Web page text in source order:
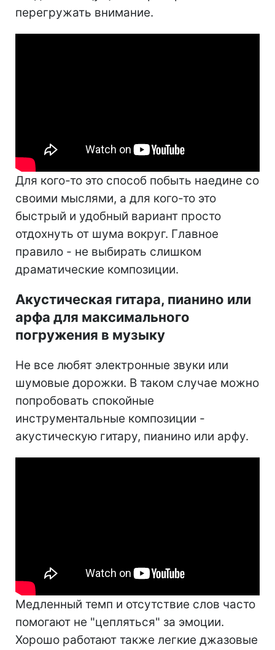
перегружать внимание.
Для кого-то это способ побыть наедине со
своими мыслями, а для кого-то это
быстрый и удобный вариант просто
отдохнуть от шума вокруг. Главное
правило - не выбирать слишком
драматические композиции.
Акустическая гитара, пианино или
арфа для максимального
погружения в музыку
Не все любят электронные звуки или
шумовые дорожки. В таком случае можно
попробовать спокойные
инструментальные композиции -
акустическую гитару, пианино или арфу.
Медленный темп и отсутствие слов часто
помогают не "цепляться" за эмоции.
Хорошо работают также легкие джазовые